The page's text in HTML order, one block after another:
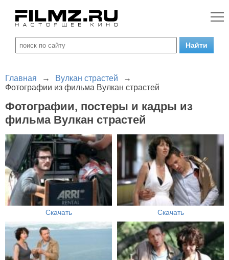
Главная → Вулкан страстей
→
Фотографии из фильма Вулкан страстей
Фотографии, постеры и кадры из
фильма Вулкан страстей
Скачать Скачать